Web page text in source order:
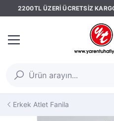
2200TL ÜZERİ ÜCRETSİZ
Erkek Atlet Fanila